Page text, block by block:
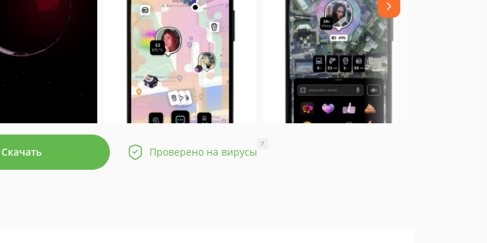
Скачать Проверено на вирусы
?